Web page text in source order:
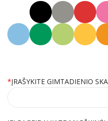
*ĮRAŠYKITE GIMTADIENIO